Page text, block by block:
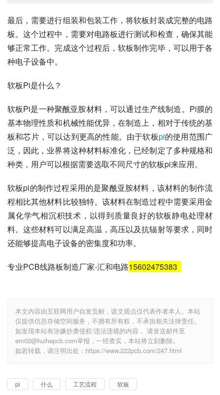
最后，需要进行组装和包装工作，将软板封装成完整的电路
板。这个过程中，需要对电路板进行测试和检查，确保其能
够正常工作。完成这个过程后，软板制作完毕，可以用于各
种电子设备中。
软板Pi是一种聚酰亚胺材料，可以通过生产线制造。Pi膜的
基本物理性质和机械性能优异，在制造上，相对于传统的基
板和芯片，可以达到更高的性能。由于软板 pi的使用范围广
泛，因此，业界将这种材料标准化，已经制定了多种规格和
种类，用户可以根据需要选取不同尺寸的软板pi来应用。
软板pi的制作过程采用的是聚酰亚胺材料，该材料的制作流
程相比其他材料比较独特。该材料在制造过程中需要采用金
属化学气相沉积技术，以得到质量良好的软板静电处理材
料。这些材料可以满足高温，高压以及抗辐射等要求，同时
还能够提高电子设备的密集度和功率。
专业PCB线路板制造厂家-汇和电路 15602475383
仅提供信息存储空间服务，不拥有所有权，不承担相关法律责任。
如发现本站有涉嫌抄袭侵权/违法违规的内容， 请发送邮件至
em02@huihepcb.com举报，一经查实，本站将立刻删除。
如若转载，请注明出处：https://www.222pcb.com/247.html
pi 什么 工艺流程 软板